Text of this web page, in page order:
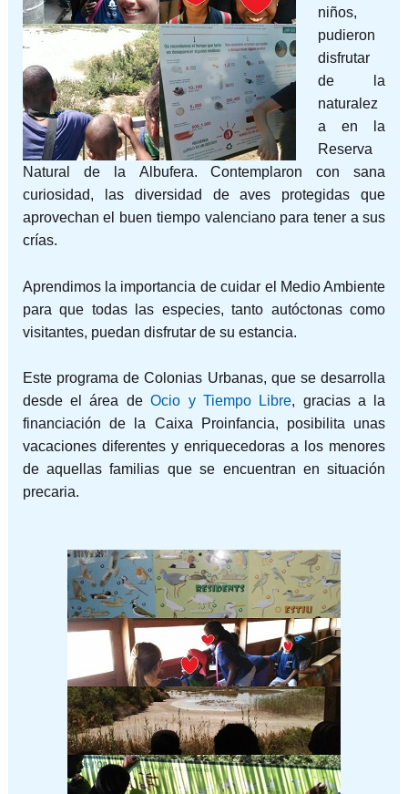
niños,
pudieron
disfrutar
de la
naturalez
a en la
Reserva
Natural de la Albufera. Contemplaron con sana
curiosidad, las diversidad de aves protegidas que
aprovechan el buen tiempo valenciano para tener a sus
crías.
Aprendimos la importancia de cuidar el Medio Ambiente
para que todas las especies, tanto autóctonas como
visitantes, puedan disfrutar de su estancia.
Este programa de Colonias Urbanas, que se desarrolla
desde el área deOcio y Tiempo Libre, gracias a la
financiación de la Caixa Proinfancia, posibilita unas
vacaciones diferentes y enriquecedoras a los menores
de aquellas familias que se encuentran en situación
precaria.